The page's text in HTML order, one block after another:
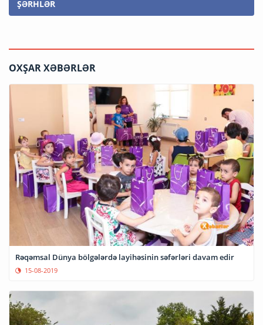
ŞƏRHLƏR
OXŞAR XƏBƏRLƏR
Rəqəmsal Dünya bölgələrdə layihəsinin səfərləri davam edir
15-08-2019